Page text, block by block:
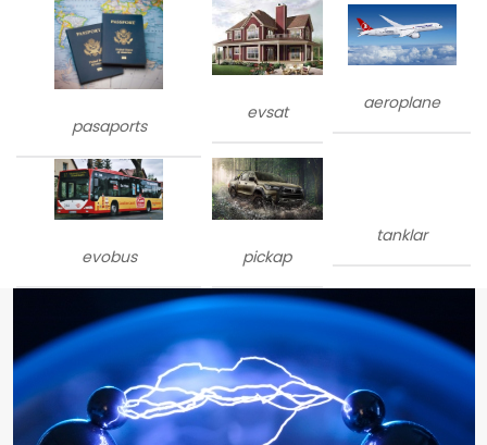
pasaports
evsat aeroplane
evobus pickap
tanklar